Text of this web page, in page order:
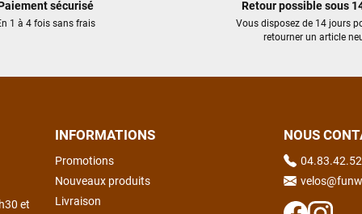
sécurisé
1 à 4 fois sans frais
Retour possible sous
Vous disposez de 14 jours
retourner un article
et
INFORMATIONS
Promotions
Nouveaux produits
Livraison
NOUS